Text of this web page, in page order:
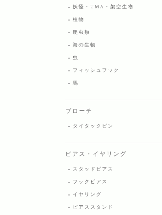
妖怪・UMA・架空生物
植物
爬虫類
海の生物
虫
フィッシュフック
馬
ブローチ
タイタックピン
ピアス・イヤリング
スタッドピアス
フックピアス
イヤリング
ピアススタンド